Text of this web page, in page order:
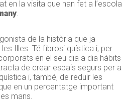
en la visita que han fet a l’escola
.
de la història que ja
Illes. Té fibrosi quística i, per
en el seu dia a dia hàbits
de crear espais segurs per a
i, també, de reduir les
en un percentatge important
mans.